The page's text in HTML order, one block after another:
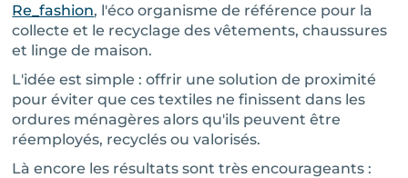
Re_fashion, l'éco organisme de référence pour la
collecte et le recyclage des vêtements, chaussures
et linge de maison.
L'idée est simple : offrir une solution de proximité
pour éviter que ces textiles ne finissent dans les
ordures ménagères alors qu'ils peuvent être
réemployés, recyclés ou valorisés.
Là encore les résultats sont très encourageants :